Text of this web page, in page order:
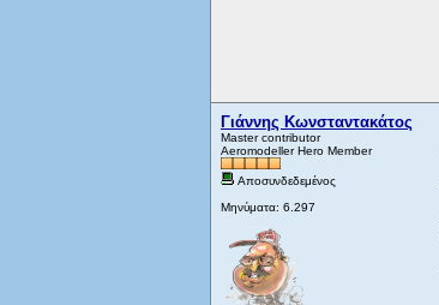
Γιάννης Κωνσταντακάτος
Master contributor
Aeromodeller Hero Member
Αποσυνδεδεμένος
Μηνύματα: 6.297